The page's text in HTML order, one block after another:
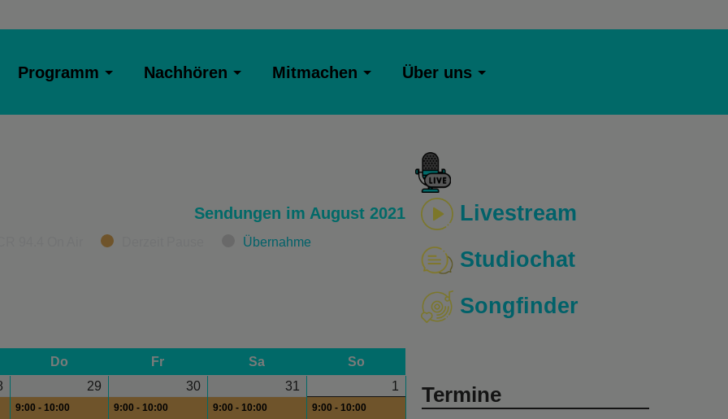
Programm Nachhören Mitmachen Über uns
Sendungen im August 2021
Übernahme
Do Fr Sa
So
29
9:00 - 10:00
30
9:00 - 10:00
31
9:00 - 10:00
1
9:00 - 10:00
Livestream
Studiochat
Songfinder
Termine